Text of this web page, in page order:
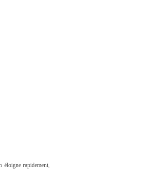
rapidement,